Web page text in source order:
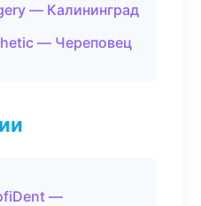
— Калининград
— Череповец
—